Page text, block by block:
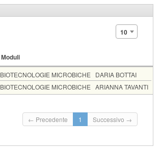
10
Moduli
Moduli
BIOTECNOLOGIE MICROBICHE
DARIA BOTTAI
BIOTECNOLOGIE MICROBICHE ARIANNA TAVANTI
Iscrizioni chiuse
← Precedente
1 Successivo →